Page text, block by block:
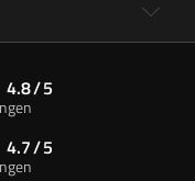
4.8/5
4.7/5